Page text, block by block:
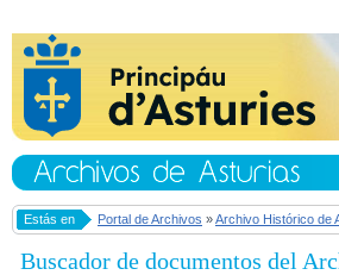
Estás en Portal de Archivos »Archivo Histórico de
Buscador de documentos del